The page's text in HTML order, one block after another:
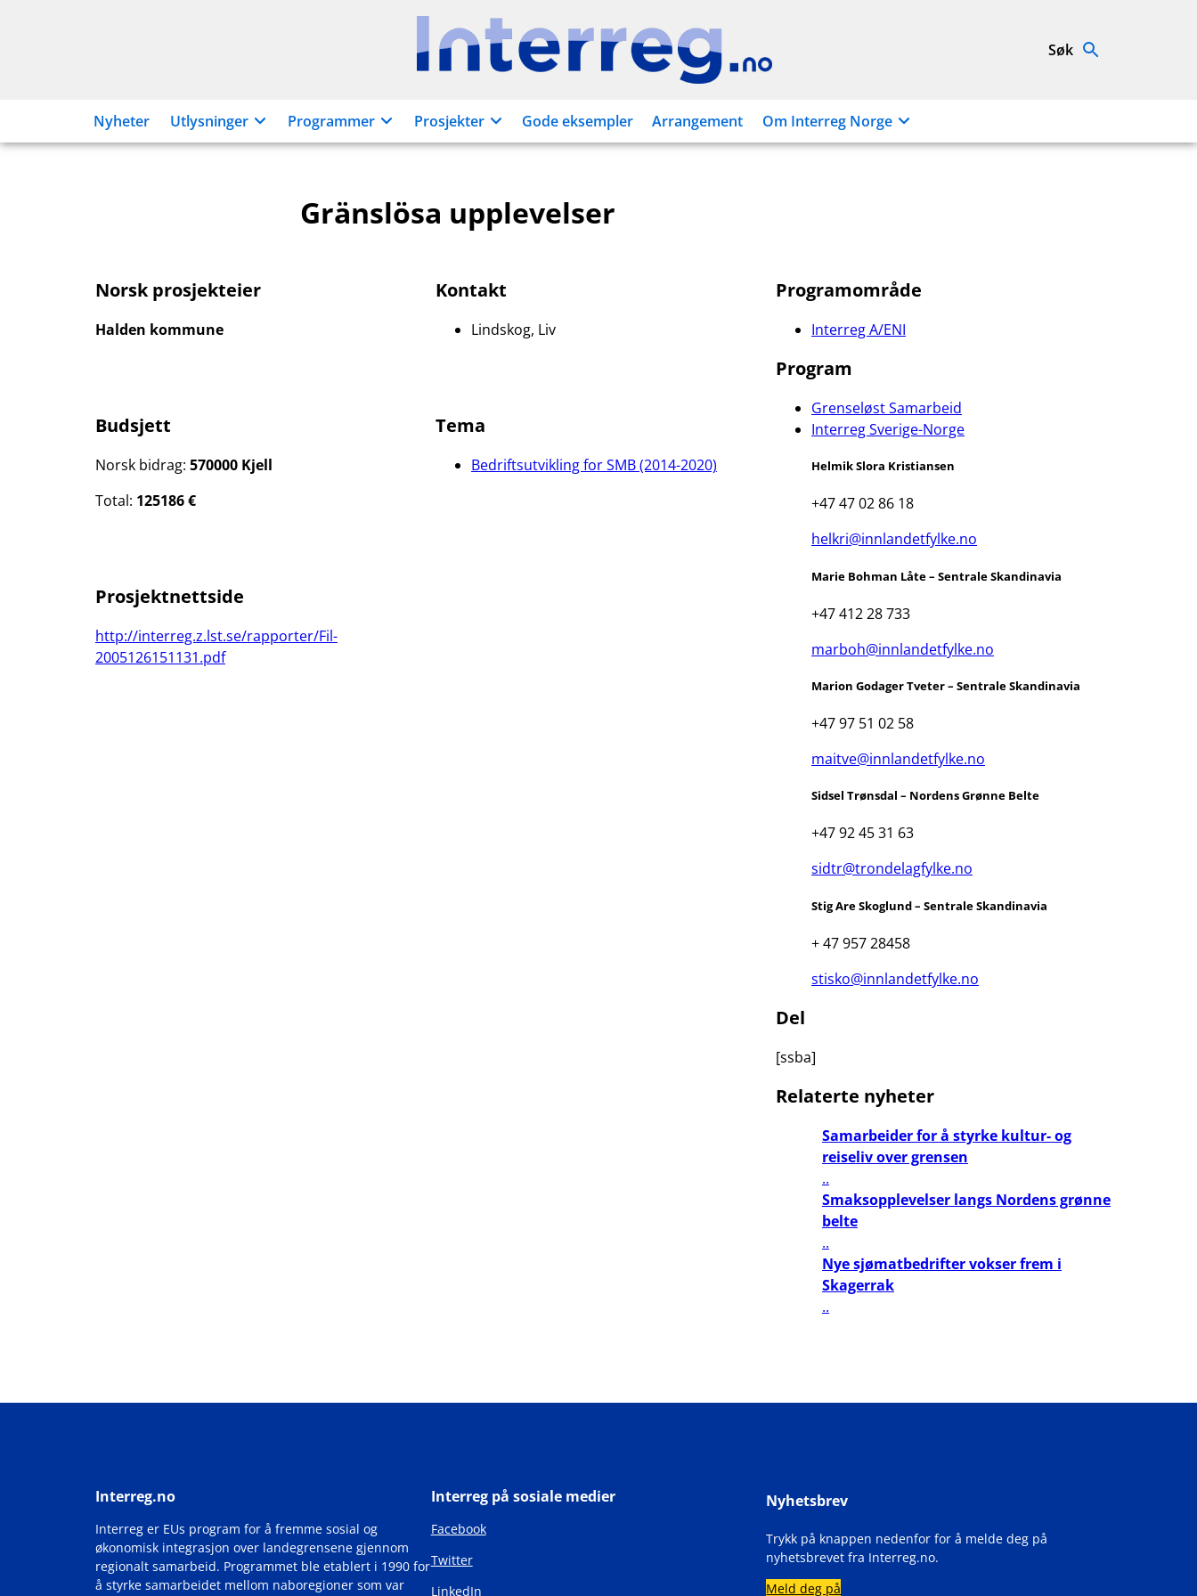
Interreg.no Søk
Nyheter Utlysninger Programmer Prosjekter Gode eksempler Arrangement Om Interreg Norge
Gränslösa upplevelser
Norsk prosjekteier
Halden kommune
Kontakt
Lindskog, Liv
Budsjett
Norsk bidrag: 570000 Kjell
Total: 125186 €
Tema
Bedriftsutvikling for SMB (2014-2020)
Prosjektnettside
http://interreg.z.lst.se/rapporter/Fil-
2005126151131.pdf
Programområde
Interreg A/ENI
Program
Grenseløst Samarbeid
Interreg Sverige-Norge
Helmik Slora Kristiansen
+47 47 02 86 18
helkri@innlandetfylke.no
Marie Bohman Låte – Sentrale Skandinavia
+47 412 28 733
marboh@innlandetfylke.no
Marion Godager Tveter – Sentrale Skandinavia
+47 97 51 02 58
maitve@innlandetfylke.no
Sidsel Trønsdal – Nordens Grønne Belte
+47 92 45 31 63
sidtr@trondelagfylke.no
Stig Are Skoglund – Sentrale Skandinavia
+ 47 957 28458
stisko@innlandetfylke.no
Del
[ssba]
Relaterte nyheter
Samarbeider for å styrke kultur- og
reiseliv over grensen
..
Smaksopplevelser langs Nordens grønne
belte
..
Nye sjømatbedrifter vokser frem i
Skagerrak
..
Interreg.no
Interreg er EUs program for å fremme sosial og
økonomisk integrasjon over landegrensene gjennom
regionalt samarbeid. Programmet ble etablert i 1990 for
å styrke samarbeidet mellom naboregioner som var
Interreg på sosiale medier
Facebook
Twitter
LinkedIn
Nyhetsbrev
Trykk på knappen nedenfor for å melde deg på
nyhetsbrevet fra Interreg.no.
Meld deg på